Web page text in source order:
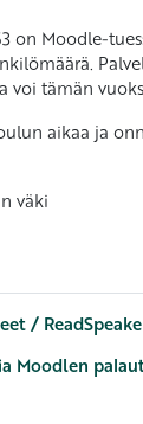
on Moodle-
voi tämän
aikaa ja
väki
/
Moodlen